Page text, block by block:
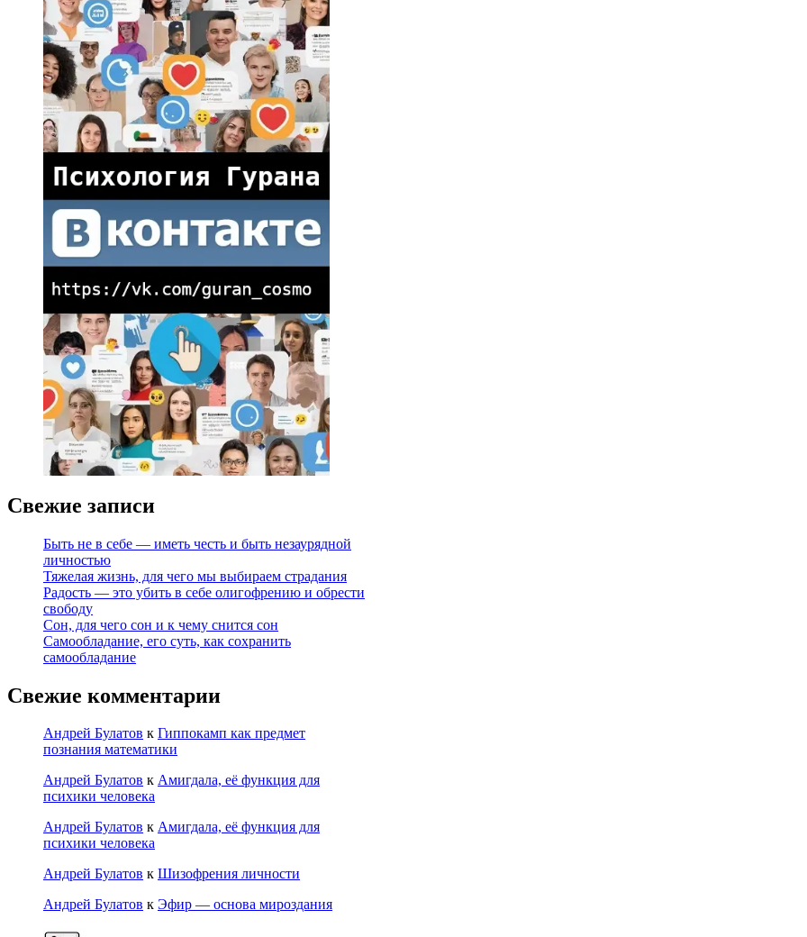
Свежие записи
Быть не в себе — иметь честь и быть незаурядной
личностью
Тяжелая жизнь, для чего мы выбираем страдания
Радость — это убить в себе олигофрению и обрести
свободу
Сон, для чего сон и к чему снится сон
Самообладание, его суть, как сохранить
самообладание
Свежие комментарии
Андрей Булатов к Гиппокамп как предмет
познания математики
Андрей Булатов к Амигдала, её функция для
психики человека
Андрей Булатов к Амигдала, её функция для
психики человека
Андрей Булатов к Шизофрения личности
Андрей Булатов к Эфир — основа мироздания